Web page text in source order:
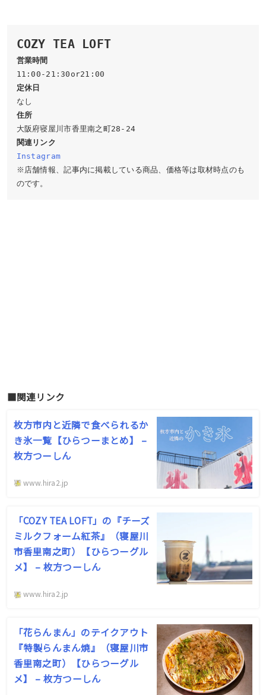
COZY TEA LOFT
営業時間
定休日
住所
関連リンク
Instagram
※店舗情報、記事内に掲載している商品、価格等は取材時点のも
のです。
■関連リンク
枚方市内と近隣で食べられるか
き氷一覧【ひらつーまとめ】 –
枚方つーしん
www.hira2.jp
「COZY TEA LOFT」の『チーズ
ミルクフォーム紅茶』（寝屋川
市香里南之町）【ひらつーグル
メ】 – 枚方つーしん
www.hira2.jp
「花らんまん」のテイクアウト
『特製らんまん焼』（寝屋川市
香里南之町）【ひらつーグル
メ】 – 枚方つーしん